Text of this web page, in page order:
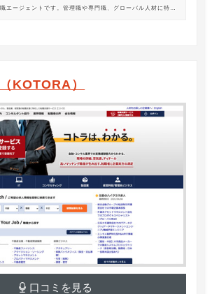
エージェントです。管理職や専門職、グローバル人材に特化
KOTORA）
口コミを見る